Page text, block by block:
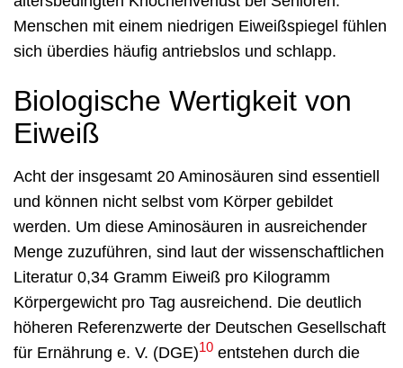
Menschen mit einem niedrigen Eiweißspiegel fühlen
sich überdies häufig antriebslos und schlapp.
Biologische Wertigkeit von
Eiweiß
Acht der insgesamt 20 Aminosäuren sind essentiell
und können nicht selbst vom Körper gebildet
werden. Um diese Aminosäuren in ausreichender
Menge zuzuführen, sind laut der wissenschaftlichen
Literatur 0,34 Gramm Eiweiß pro Kilogramm
Körpergewicht pro Tag ausreichend. Die deutlich
höheren Referenzwerte der Deutschen Gesellschaft
für Ernährung e. V. (DGE)10 entstehen durch die